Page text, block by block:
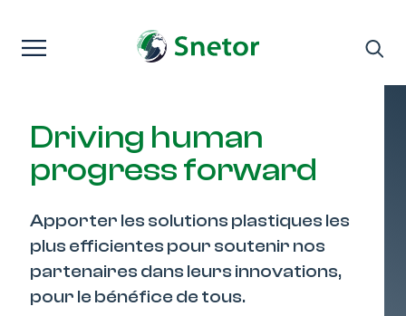
Driving human
progress forward
Apporter les solutions plastiques les
plus efficientes pour soutenir nos
partenaires dans leurs innovations,
pour le bénéfice de tous.